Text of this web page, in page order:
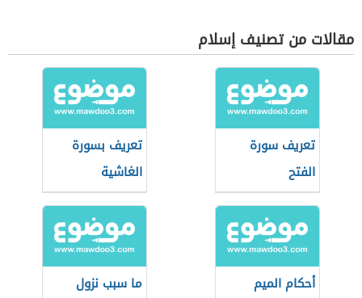
مقالات من تصنيف إسلام
تعريف سورة
الفتح
تعريف بسورة
الغاشية
أحكام الميم
ما سبب نزول